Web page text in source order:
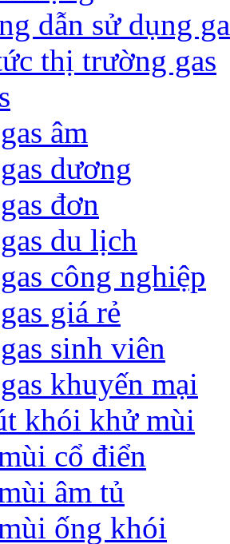
dẫn sử dụng
thị trường gas
âm
dương
đơn
du lịch
công nghiệp
giá rẻ
sinh viên
khuyến mại
khói khử mùi
cổ điển
âm tủ
ống khói